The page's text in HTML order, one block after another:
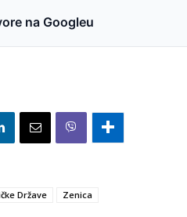
na Googleu
Države Zenica